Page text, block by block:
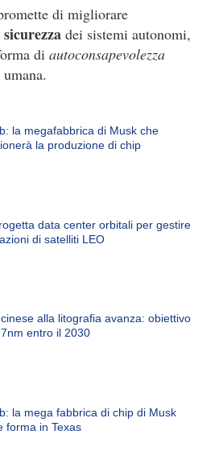
di migliorare
sicurezza dei sistemi autonomi,
di autoconsapevolezza
la megafabbrica di Musk che
la produzione di chip
data center orbitali per gestire
di satelliti LEO
alla litografia avanza: obiettivo
entro il 2030
la mega fabbrica di chip di Musk
forma in Texas